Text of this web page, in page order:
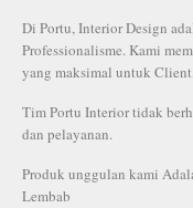
Di Portu, Interior Design
Professionalisme. Kami
yang maksimal untuk
Tim Portu Interior tidak
dan pelayanan.
Produk unggulan kami
Lembab